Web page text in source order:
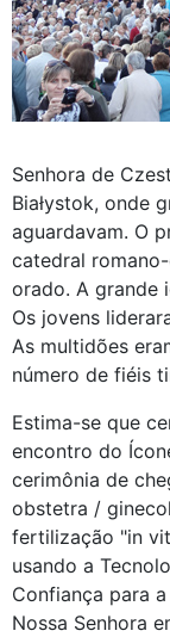
Senhora de
Białystok, onde
aguardavam. O
catedral
orado. A grande
Os jovens
As multidões
número de fiéis
Estima-se que
encontro do
cerimônia de
obstetra /
fertilização "in
usando a
Confiança para
Nossa Senhora